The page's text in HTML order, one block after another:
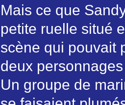
Mais ce que
petite ruelle situé
scène qui pouvait
deux
Un groupe de